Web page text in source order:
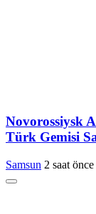
Novorossiysk
Türk Gemisi
Samsun 2 saat önce